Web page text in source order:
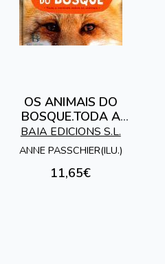
OS ANIMAIS DO
BOSQUE.TODA A
VERDADE SOBRE OS
ANIMAIS
BAIA EDICIONS S.L.
ANNE PASSCHIER(ILU.)
11,65€